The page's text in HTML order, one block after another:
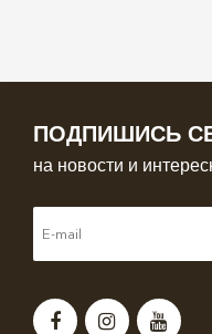
ПОДПИШИСЬ
на новости и